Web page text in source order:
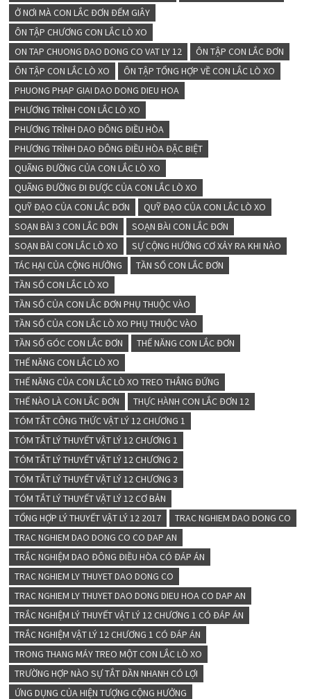
Ở NƠI MÀ CON LẮC ĐƠN ĐẾM GIÂY
ÔN TẬP CHƯƠNG CON LẮC LÒ XO
ON TAP CHUONG DAO DONG CO VAT LY 12
ÔN TẬP CON LẮC ĐƠN
ÔN TẬP CON LẮC LÒ XO
ÔN TẬP TỔNG HỢP VỀ CON LẮC LÒ XO
PHUONG PHAP GIAI DAO DONG DIEU HOA
PHƯƠNG TRÌNH CON LẮC LÒ XO
PHƯƠNG TRÌNH DAO ĐÔNG ĐIỀU HÒA
PHƯƠNG TRÌNH DAO ĐÔNG ĐIỀU HÒA ĐẶC BIỆT
QUÃNG ĐƯỜNG CỦA CON LẮC LÒ XO
QUÃNG ĐƯỜNG ĐI ĐƯỢC CỦA CON LẮC LÒ XO
QUỸ ĐẠO CỦA CON LẮC ĐƠN
QUỸ ĐẠO CỦA CON LẮC LÒ XO
SOẠN BÀI 3 CON LẮC ĐƠN
SOẠN BÀI CON LẮC ĐƠN
SOẠN BÀI CON LẮC LÒ XO
SỰ CỘNG HƯỞNG CƠ XẢY RA KHI NÀO
TÁC HẠI CỦA CỘNG HƯỞNG
TẦN SỐ CON LẮC ĐƠN
TẦN SỐ CON LẮC LÒ XO
TẦN SỐ CỦA CON LẮC ĐƠN PHỤ THUỘC VÀO
TẦN SỐ CỦA CON LẮC LÒ XO PHỤ THUỘC VÀO
TẦN SỐ GÓC CON LẮC ĐƠN
THẾ NĂNG CON LẮC ĐƠN
THẾ NĂNG CON LẮC LÒ XO
THẾ NĂNG CỦA CON LẮC LÒ XO TREO THẲNG ĐỨNG
THẾ NÀO LÀ CON LẮC ĐƠN
THỰC HÀNH CON LẮC ĐƠN 12
TÓM TẮT CÔNG THỨC VẬT LÝ 12 CHƯƠNG 1
TÓM TẮT LÝ THUYẾT VẬT LÝ 12 CHƯƠNG 1
TÓM TẮT LÝ THUYẾT VẬT LÝ 12 CHƯƠNG 2
TÓM TẮT LÝ THUYẾT VẬT LÝ 12 CHƯƠNG 3
TÓM TẮT LÝ THUYẾT VẬT LÝ 12 CƠ BẢN
TỔNG HỢP LÝ THUYẾT VẬT LÝ 12 2017
TRAC NGHIEM DAO DONG CO
TRAC NGHIEM DAO DONG CO CO DAP AN
TRẮC NGHIỆM DAO ĐÔNG ĐIỀU HÒA CÓ ĐÁP ÁN
TRAC NGHIEM LY THUYET DAO DONG CO
TRAC NGHIEM LY THUYET DAO DONG DIEU HOA CO DAP AN
TRẮC NGHIỆM LÝ THUYẾT VẬT LÝ 12 CHƯƠNG 1 CÓ ĐÁP ÁN
TRẮC NGHIỆM VẬT LÝ 12 CHƯƠNG 1 CÓ ĐÁP ÁN
TRONG THANG MÁY TREO MỘT CON LẮC LÒ XO
TRƯỜNG HỢP NÀO SỰ TẮT DẦN NHANH CÓ LỢI
ỨNG DỤNG CỦA HIỆN TƯỢNG CỘNG HƯỞNG